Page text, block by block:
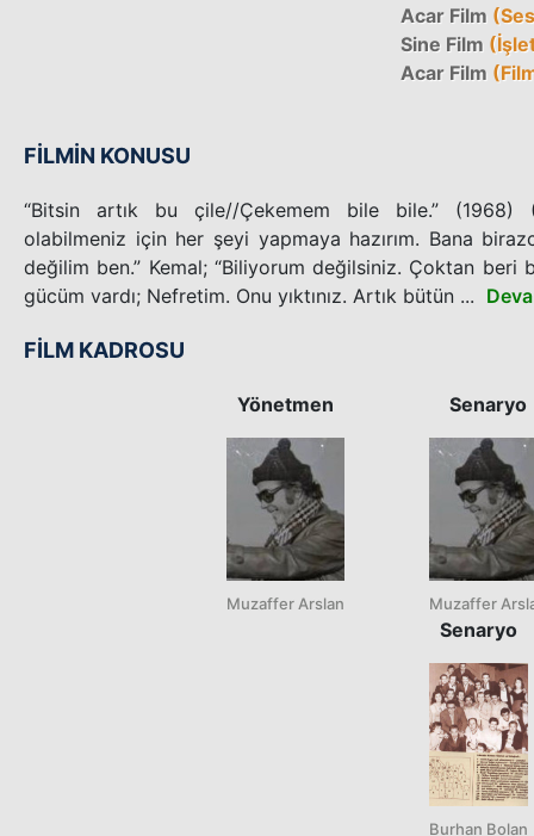
Acar Film
Sine Film
Acar Film
FİLMİN KONUSU
“Bitsin artık bu çile//Çekemem bile bile.” (1968)
olabilmeniz için her şeyi yapmaya hazırım. Bana
değilim ben.” Kemal; “Biliyorum değilsiniz. Çoktan beri
gücüm vardı; Nefretim. Onu yıktınız. Artık bütün ...
FİLM KADROSU
Yönetmen
Muzaffer Arslan
Senaryo
Muzaffer
Senaryo
Burhan Bolan